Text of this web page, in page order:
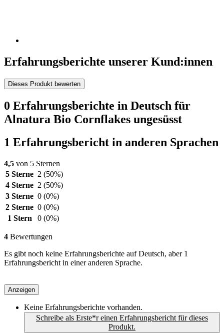
Erfahrungsberichte unserer Kund:innen
Dieses Produkt bewerten
0 Erfahrungsberichte in Deutsch für
Alnatura Bio Cornflakes ungesüsst
1 Erfahrungsbericht in anderen Sprachen
4,5 von 5 Sternen
5 Sterne 2 (50%)
4 Sterne 2 (50%)
3 Sterne 0 (0%)
2 Sterne 0 (0%)
1 Stern
0 (0%)
4 Bewertungen
Es gibt noch keine Erfahrungsberichte auf Deutsch, aber 1
Erfahrungsbericht in einer anderen Sprache.
Anzeigen
Keine Erfahrungsberichte vorhanden.
Schreibe als Erste*r einen Erfahrungsbericht für dieses
Produkt.